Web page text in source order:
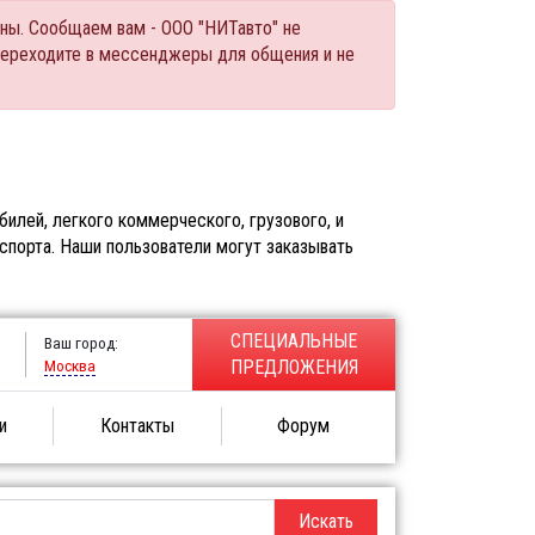
Сообщаем вам - ООО "НИТавто" не
в мессенджеры для общения и не
легкого коммерческого, грузового, и
Наши пользователи могут заказывать
Ваш город:
Москва
СПЕЦИАЛЬНЫЕ
ПРЕДЛОЖЕНИЯ
Контакты Форум
Искать